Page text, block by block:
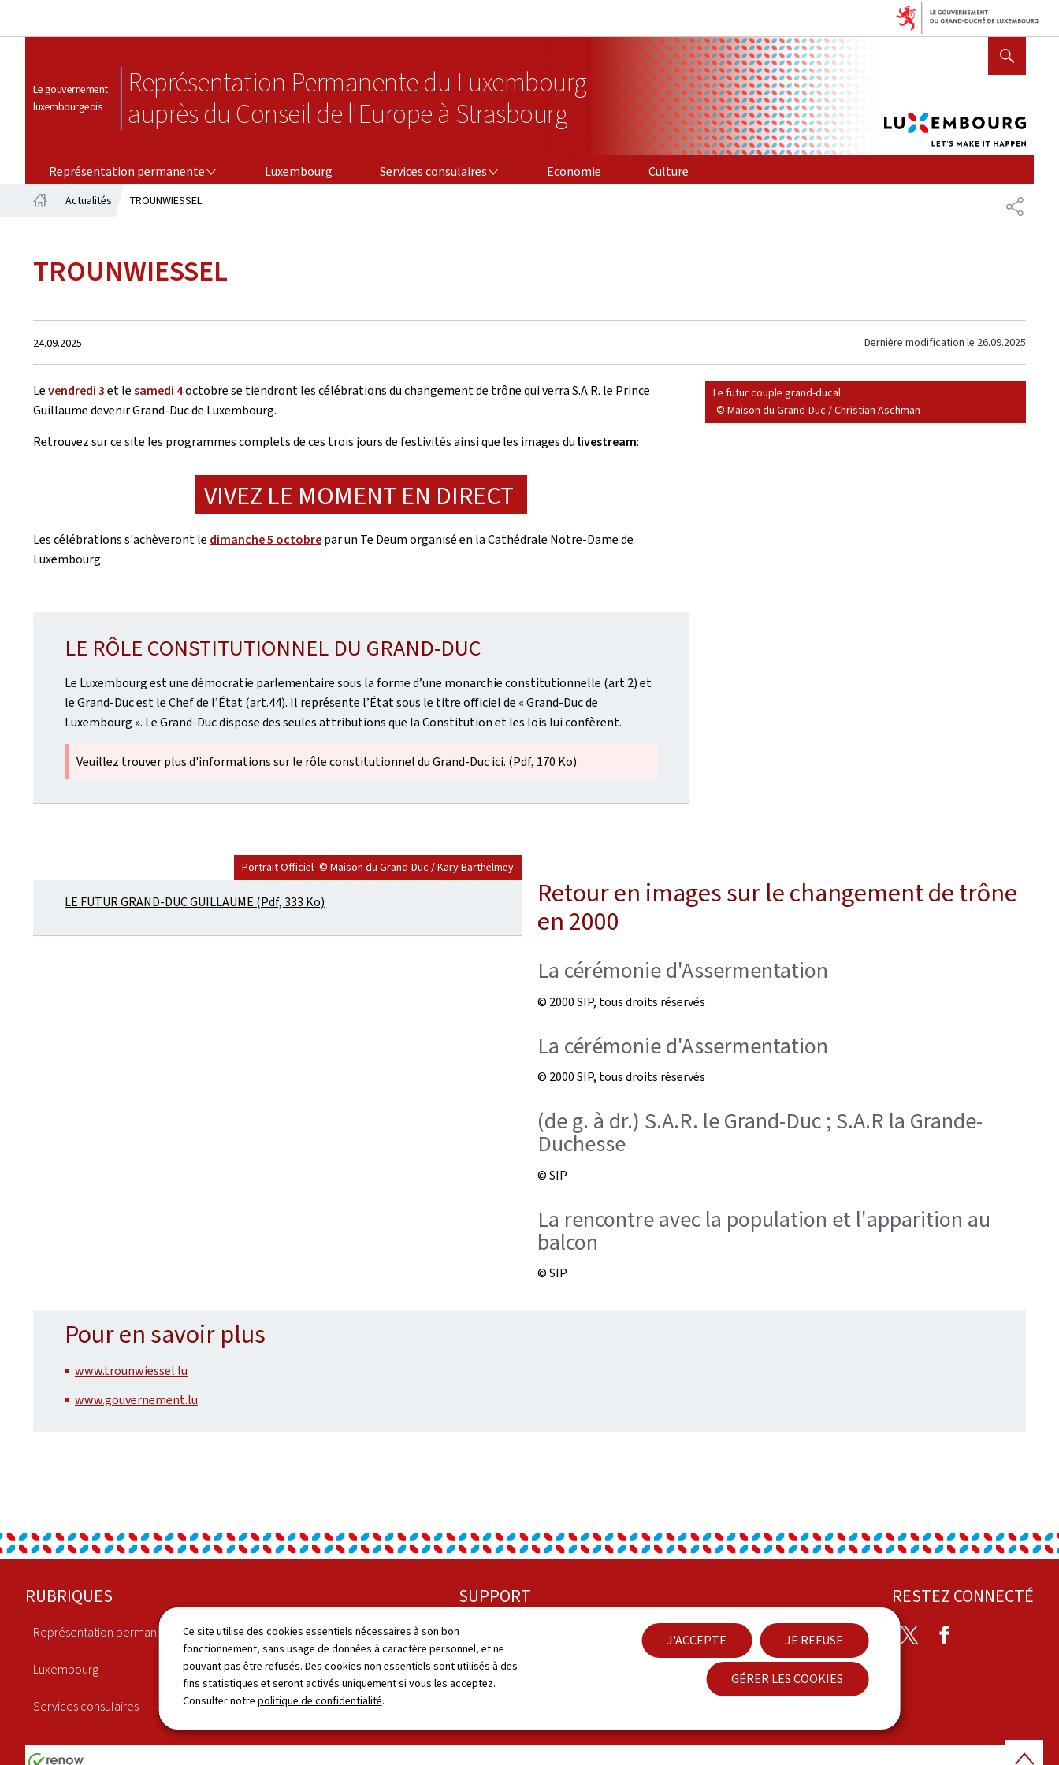
Ce site utilise des cookies essentiels nécessaires à son bon
fonctionnement, sans usage de données à caractère personnel, et ne
pouvant pas être refusés. Des cookies non essentiels sont utilisés à des
fins statistiques et seront activés uniquement si vous les acceptez.
Consulter notre politique de confidentialité.
J'ACCEPTE JE REFUSE
GÉRER LES COOKIES
Le gouvernement
luxembourgeois
Représentation Permanente du Luxembourg
auprès du Conseil de l'Europe à Strasbourg
AFFICHER / MASQUER LA
Représentation permanente
REPRÉSENTATION PERMANENTE
Luxembourg Services consulaires Economie
Culture
Actualités TROUNWIESSEL
TROUNWIESSEL
Crée
le
24.09.2025 Dernière modification le 26.09.2025
Levendredi 3et lesamedi 4octobre se tiendront les célébrations du changement de trône qui verra S.A.R. le Prince
Guillaume devenir Grand-Duc de Luxembourg.
Retrouvez sur ce site les programmes complets de ces trois jours de festivités ainsi que les images du livestream:
VIVEZ LE MOMENT EN DIRECT
Les célébrations s'achèveront le dimanche 5 octobrepar un Te Deum organisé en la Cathédrale Notre-Dame de
Luxembourg.
LE RÔLE CONSTITUTIONNEL DU GRAND-DUC
Le Luxembourg est une démocratie parlementaire sous la forme d’une monarchie constitutionnelle (art.2) et
le Grand-Duc est le Chef de l’État (art.44). Il représente l’État sous le titre officiel de « Grand-Duc de
Luxembourg ». Le Grand-Duc dispose des seules attributions que la Constitution et les lois lui confèrent.
Veuillez trouver plus d'informations sur le rôle constitutionnel du Grand-Duc ici. (Pdf, 170 Ko)
Le futur couple grand-ducal
© Maison du Grand-Duc / Christian Aschman
Portrait Officiel © Maison du Grand-Duc / Kary Barthelmey
LE FUTUR GRAND-DUC GUILLAUME (Pdf, 333 Ko)
Retour en images sur le changement de trône
en 2000
La cérémonie d'Assermentation
© 2000 SIP, tous droits réservés
La cérémonie d'Assermentation
© 2000 SIP, tous droits réservés
(de g. à dr.) S.A.R. le Grand-Duc ; S.A.R la Grande-
Duchesse
© SIP
La rencontre avec la population et l'apparition au
balcon
© SIP
Pour en savoir plus
www.trounwiessel.lu
www.gouvernement.lu
Pied
de
RUBRIQUES
Représentation permanente
Luxembourg
Services consulaires
Economie
Culture
Actualités
SUPPORT
A propos
Contact
Accessibilité
RESTEZ CONNECTÉ
Twitter
Haut